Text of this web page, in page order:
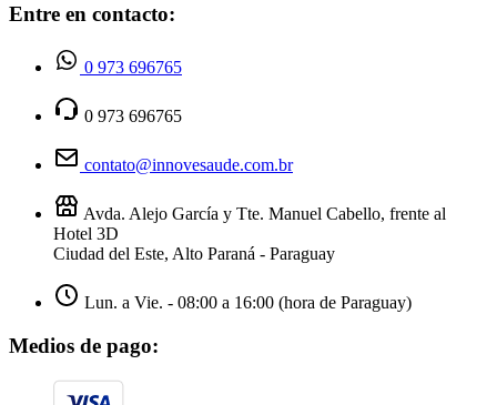
Entre en contacto:
0 973 696765
0 973 696765
contato@innovesaude.com.br
Avda. Alejo García y Tte. Manuel Cabello, frente al
Hotel 3D
Ciudad del Este, Alto Paraná - Paraguay
Lun. a Vie. - 08:00 a 16:00 (hora de Paraguay)
Medios de pago: